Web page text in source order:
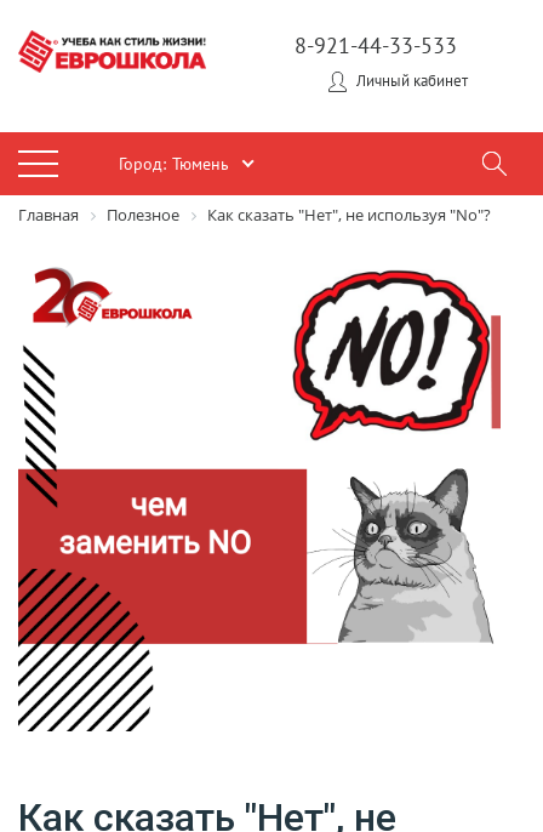
8-921-44-33-533
Личный кабинет
Город: Тюмень
Главная Полезное Как сказать "Нет", не используя "No"?
Как сказать "Нет", не